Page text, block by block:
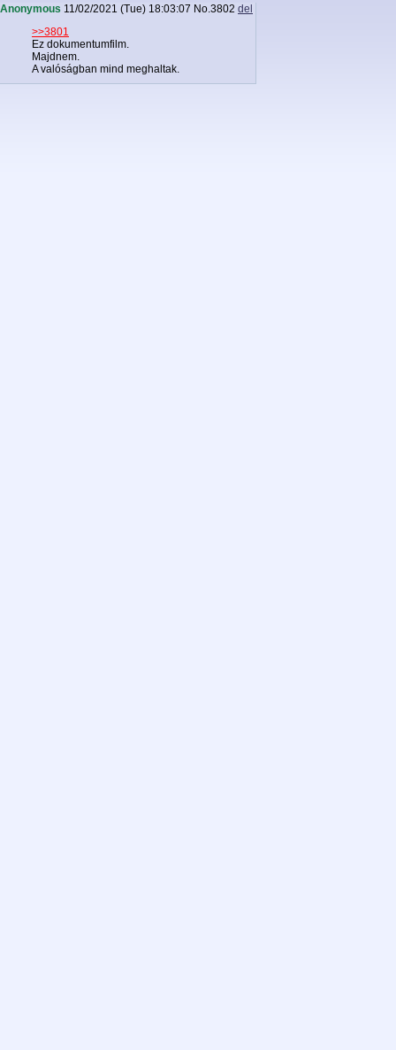
Anonymous 11/02/2021 (Tue) 18:03:07 No.3802 del
>>3801
Ez dokumentumfilm.
Majdnem.
A valóságban mind meghaltak.